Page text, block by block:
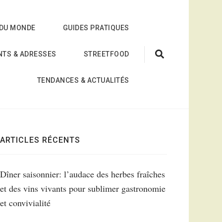
MONDE GUIDES PRATIQUES
& ADRESSES STREETFOOD
TENDANCES & ACTUALITÉS
ARTICLES RÉCENTS
Dîner saisonnier: l’audace des herbes fraîches
et des vins vivants pour sublimer gastronomie
et convivialité